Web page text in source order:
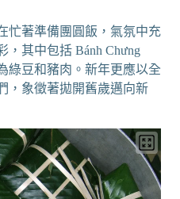
忙著準備團圓飯，氣氛中充
，其中包括 Bánh Chưng
豆和豬肉。新年更應以全
，象徵著拋開舊歲邁向新